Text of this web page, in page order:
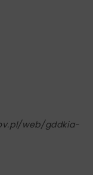
web/gddkia-